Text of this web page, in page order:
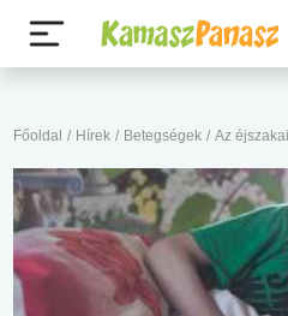
Főoldal / Hírek / Betegségek / Az